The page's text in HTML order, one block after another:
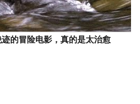
的冒险电影，真的是太治愈